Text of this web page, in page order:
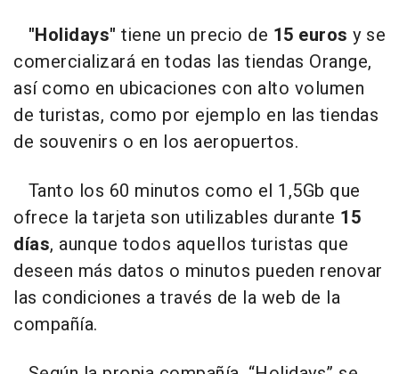
"Holidays" tiene un precio de 15 euros y se
comercializará en todas las tiendas Orange,
así como en ubicaciones con alto volumen
de turistas, como por ejemplo en las tiendas
de souvenirs o en los aeropuertos.
Tanto los 60 minutos como el 1,5Gb que
ofrece la tarjeta son utilizables durante 15
días, aunque todos aquellos turistas que
deseen más datos o minutos pueden renovar
las condiciones a través de la web de la
compañía.